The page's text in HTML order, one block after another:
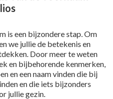
is een bijzondere stap. Om
we jullie de betekenis en
Door meer te weten
en bijbehorende kenmerken,
en een naam vinden die bij
en die iets bijzonders
jullie gezin.